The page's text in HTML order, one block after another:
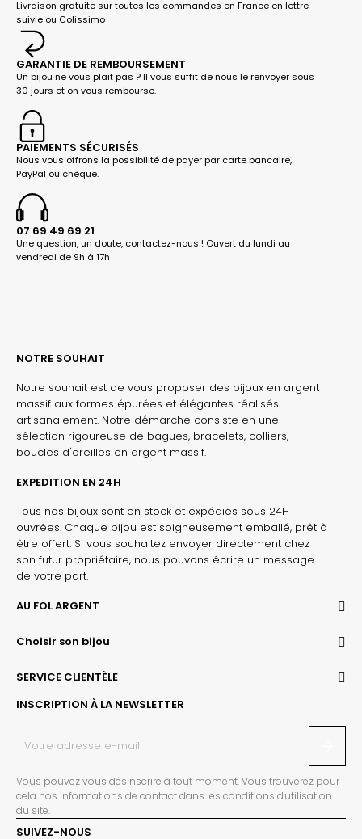
Livraison gratuite sur toutes les commandes en France en lettre
suivie ou Colissimo
GARANTIE DE REMBOURSEMENT
Un bijou ne vous plait pas ? Il vous suffit de nous le renvoyer sous
30 jours et on vous rembourse.
PAIEMENTS SÉCURISÉS
Nous vous offrons la possibilité de payer par carte bancaire,
PayPal ou chèque.
07 69 49 69 21
Une question, un doute, contactez-nous ! Ouvert du lundi au
vendredi de 9h à 17h
NOTRE SOUHAIT
Notre souhait est de vous proposer des bijoux en argent
massif aux formes épurées et élégantes réalisés
artisanalement. Notre démarche consiste en une
sélection rigoureuse de bagues, bracelets, colliers,
boucles d'oreilles en argent massif.
EXPEDITION EN 24H
Tous nos bijoux sont en stock et expédiés sous 24H
ouvrées. Chaque bijou est soigneusement emballé, prêt à
être offert. Si vous souhaitez envoyer directement chez
son futur propriétaire, nous pouvons écrire un message
de votre part.
AU FOL ARGENT
Choisir son bijou
SERVICE CLIENTÈLE
INSCRIPTION À LA NEWSLETTER
Vous pouvez vous désinscrire à tout moment. Vous trouverez pour
cela nos informations de contact dans les conditions d'utilisation
du site.
SUIVEZ-NOUS